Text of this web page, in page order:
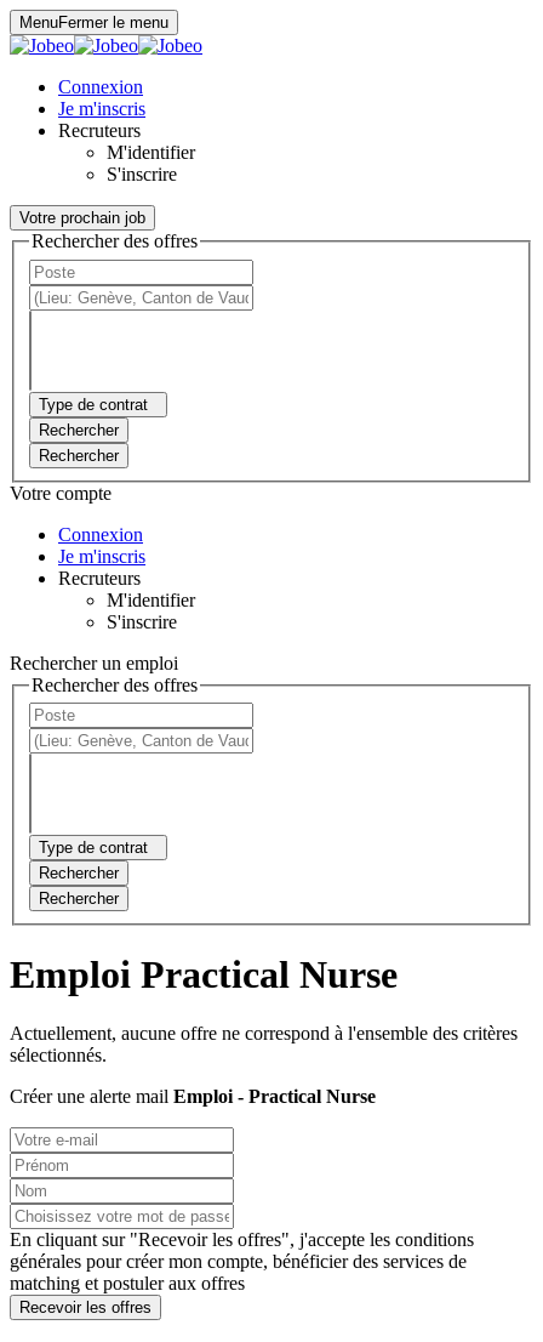
MenuFermer le menu
Connexion
Je m'inscris
Recruteurs
M'identifier
S'inscrire
Votre prochain job
Rechercher des offres
Type de contrat
Rechercher
Rechercher
Votre compte
Connexion
Je m'inscris
Recruteurs
M'identifier
S'inscrire
Rechercher un emploi
Rechercher des offres
Type de contrat
Rechercher
Rechercher
Emploi Practical Nurse
Actuellement, aucune offre ne correspond à l'ensemble des critères
sélectionnés.
Créer une alerte mail Emploi - Practical Nurse
En cliquant sur "Recevoir les offres", j'accepte les conditions
générales pour créer mon compte, bénéficier des services de
matching et postuler aux offres
Recevoir les offres
Panneau de gestion des cookies